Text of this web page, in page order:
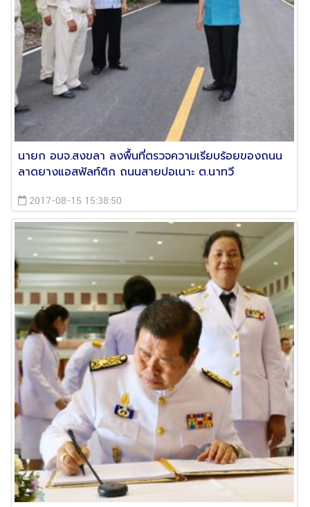
นายก อบจ.สงขลา ลงพื้นที่ตรวจความเรียบร้อยของถนน
ลาดยางแอสฟัลท์ติก ถนนสายปอเนาะ ต.นาทวี
2017-08-15 15:38:50